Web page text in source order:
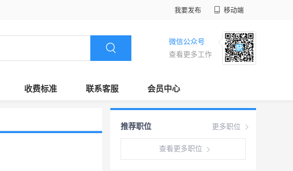
我要发布 移动端
微信公众号
查看更多工作
收费标准 联系客服 会员中心
更多职位
推荐职位
查看更多职位